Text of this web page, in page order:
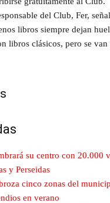
del Club, Fer,
libros siempre dejan
libros clásicos, pero se
su centro con 20.000
y Perseidas
cinco zonas del
en verano